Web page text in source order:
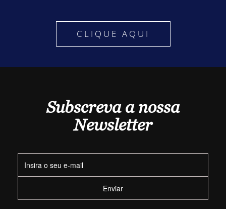
CLIQUE AQUI
Subscreva a nossa
Newsletter
Enviar